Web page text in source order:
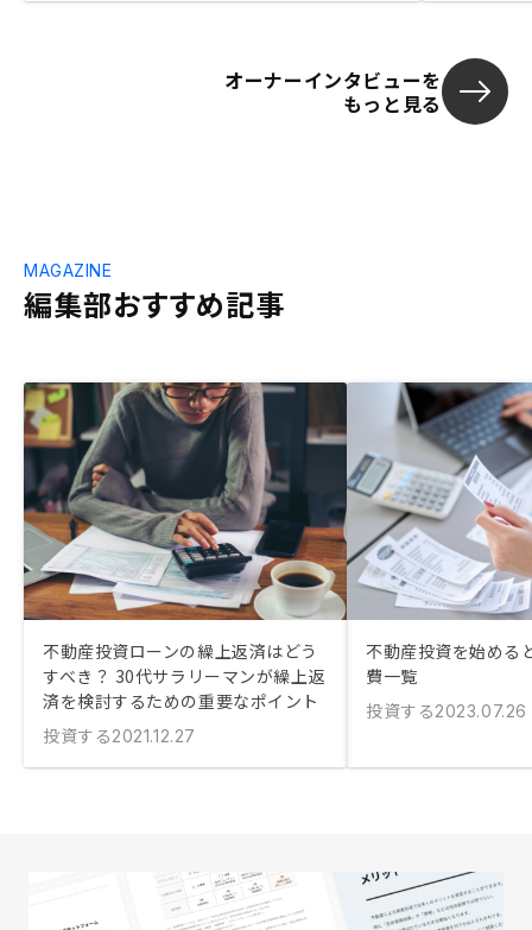
オーナーインタビューを
もっと見る
編集部おすすめ記事
MAGAZINE
不動産投資ローンの繰上返済はどう
すべき？ 30代サラリーマンが繰上返
済を検討するための重要なポイント
投資する2021.12.27
不動産投資を始める
費一覧
投資する2023.07.26